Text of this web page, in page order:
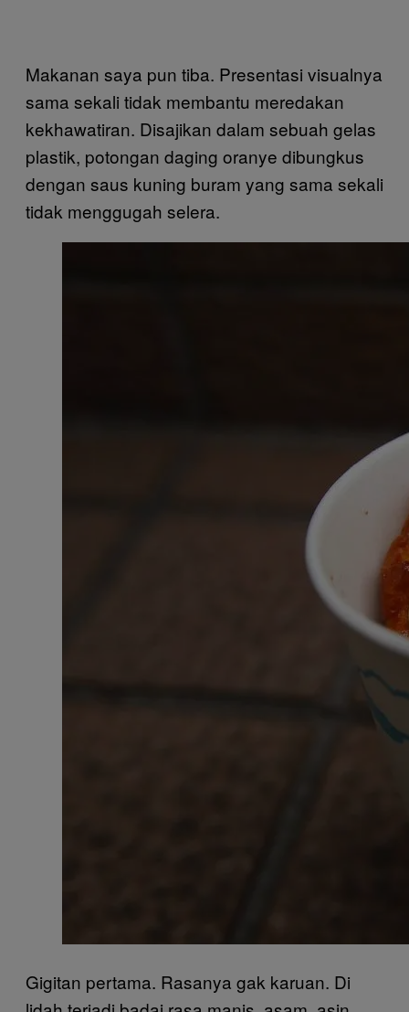
Makanan saya pun tiba. Presentasi visualnya
sama sekali tidak membantu meredakan
kekhawatiran. Disajikan dalam sebuah gelas
plastik, potongan daging oranye dibungkus
dengan saus kuning buram yang sama sekali
tidak menggugah selera.
Gigitan pertama. Rasanya gak karuan. Di